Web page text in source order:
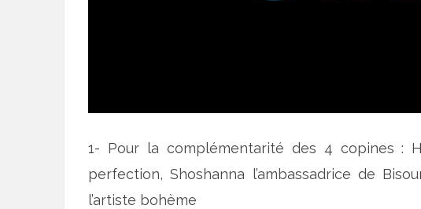
1- Pour la complémentarité des 4 copines :
perfection, Shoshanna l’ambassadrice de
l’artiste bohème